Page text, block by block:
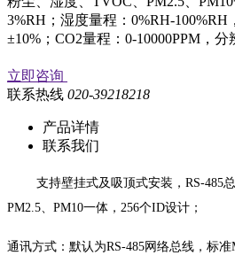
3%RH；湿度量程：0%RH-100%RH
±10%；CO2量程：0-10000PPM，
立即咨询
联系热线 020-39218218
产品详情
联系我们
支持壁挂式及吸顶式安装， RS-485
PM2.5、PM10一体，256个ID设计；
通讯方式：默认为RS-485网络总线，标准